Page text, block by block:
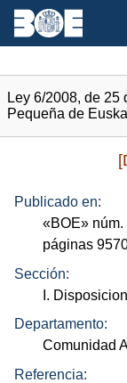
Ley 6/2008, de
Pequeña de
Publicado en:
«BOE» núm.
páginas
Sección:
I.
Departamento:
Comunidad
Referencia: